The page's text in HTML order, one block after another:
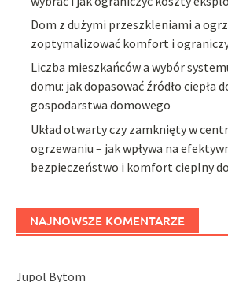
Dom z dużymi przeszkleniami a
zoptymalizować komfort i
Liczba mieszkańców a wybór
domu: jak dopasować źródło ciepła
gospodarstwa domowego
Układ otwarty czy zamknięty w
ogrzewaniu – jak wpływa na
bezpieczeństwo i komfort cieplny
NAJNOWSZE KOMENTARZE
Jupol Bytom